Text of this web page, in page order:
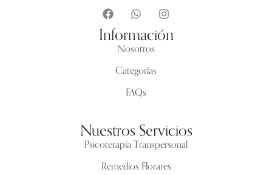
Información
Nosotros
Categorías
FAQs
Nuestros Servicios
Psicoterapía Transpersonal
Remedios Florares